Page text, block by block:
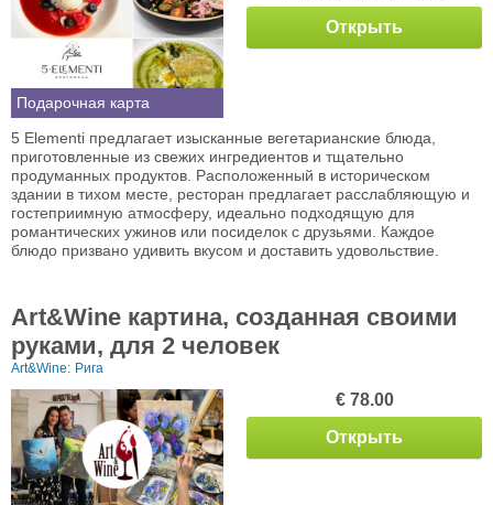
Подарочная карта
Открыть
5 Elementi предлагает изысканные вегетарианские блюда,
приготовленные из свежих ингредиентов и тщательно
продуманных продуктов. Расположенный в историческом
здании в тихом месте, ресторан предлагает расслабляющую и
гостеприимную атмосферу, идеально подходящую для
романтических ужинов или посиделок с друзьями. Каждое
блюдо призвано удивить вкусом и доставить удовольствие.
Art&Wine картина, созданная своими
руками, для 2 человек
Art&Wine: Рига
€ 78.00
Открыть